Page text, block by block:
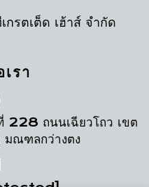
รตเต็ด เฮ้าส์ จำกัด
รา
228 ถนนเฉียวโถว เขต
มณฑลกว่างตง